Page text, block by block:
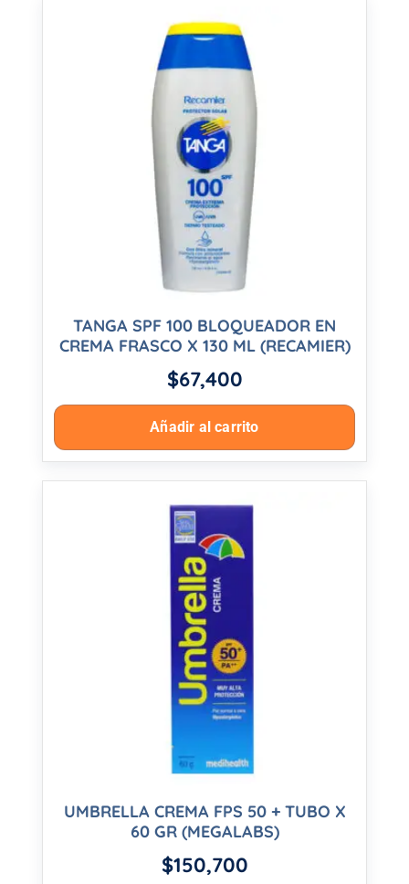
TANGA SPF 100 BLOQUEADOR EN
CREMA FRASCO X 130 ML (RECAMIER)
$67,400
Añadir al carrito
UMBRELLA CREMA FPS 50 + TUBO X
60 GR (MEGALABS)
$150,700